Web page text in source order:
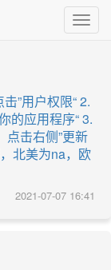
”用户权限“ 2.
的应用程序“ 3.
点击右侧”更新
北美为na，欧
2021-07-07 16:41